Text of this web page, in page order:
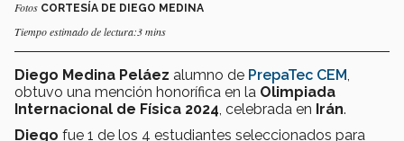
Fotos CORTESÍA DE DIEGO MEDINA
Tiempo estimado de lectura:3 mins
Diego Medina Peláez alumno de PrepaTec CEM
obtuvo una mención honorífica en la Olimpiada
Internacional de Física 2024 , celebrada en Irán.
Diego fue 1 de los 4 estudiantes seleccionados para